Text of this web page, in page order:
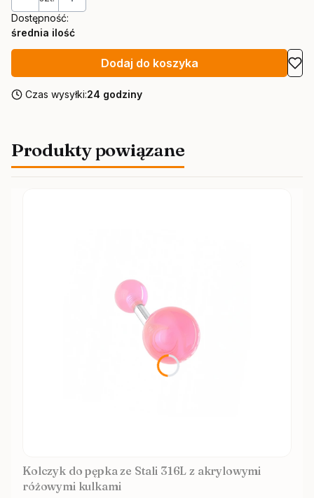
Dostępność:
średnia ilość
Dodaj do koszyka
Czas wysyłki:24 godziny
Produkty powiązane
Kolczyk do pępka ze Stali 316L z akrylowymi
różowymi kulkami